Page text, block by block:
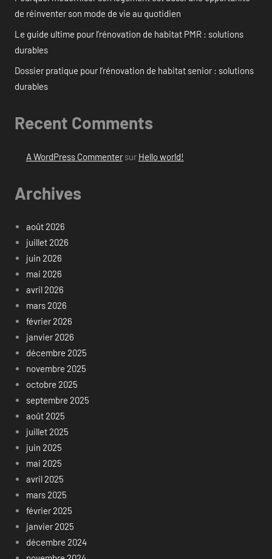
de réinventer son mode de vie au quotidien
Le guide ultime pour l’rénovation de habitat PMR : solutions
durables
Dossier pratique pour l’rénovation de habitat senior : solutions
durables
Recent Comments
A WordPress Commentersur Hello world!
Archives
août 2026
juillet 2026
juin 2026
mai 2026
avril 2026
mars 2026
février 2026
janvier 2026
décembre 2025
novembre 2025
octobre 2025
septembre 2025
août 2025
juillet 2025
juin 2025
mai 2025
avril 2025
mars 2025
février 2025
janvier 2025
décembre 2024